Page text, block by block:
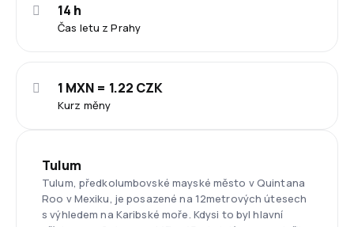
Čas letu z Prahy
14 h
Kurz měny
1 MXN = 1.22 CZK
Tulum
Tulum, předkolumbovské mayské město v Quintana
Roo v Mexiku, je posazené na 12metrových útesech
s výhledem na Karibské moře. Kdysi to byl hlavní